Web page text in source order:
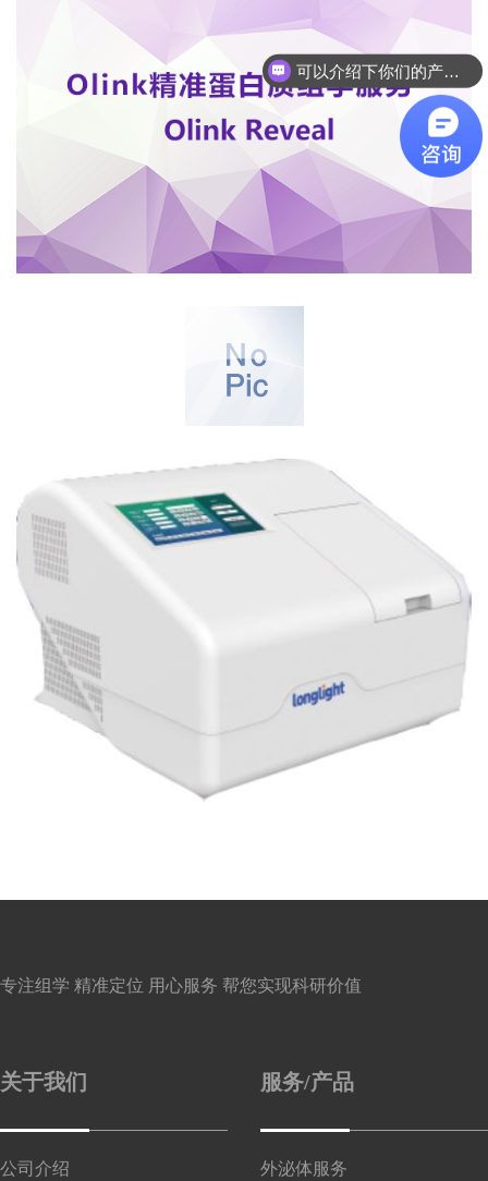
专注组学 精准定位 用心服务 帮您实现科研价值
关于我们
公司介绍
服务/产品
外泌体服务
可以介绍下你们的产品么